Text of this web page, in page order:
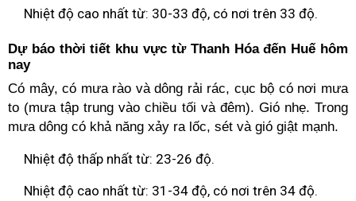
Nhiệt độ cao nhất từ: 30-33 độ, có nơi trên 33 độ.
Dự báo thời tiết khu vực từ Thanh Hóa đến Huế hôm
nay
Có mây, có mưa rào và dông rải rác, cục bộ có nơi mưa
to (mưa tập trung vào chiều tối và đêm). Gió nhẹ. Trong
mưa dông có khả năng xảy ra lốc, sét và gió giật mạnh.
Nhiệt độ thấp nhất từ: 23-26 độ.
Nhiệt độ cao nhất từ: 31-34 độ, có nơi trên 34 độ.